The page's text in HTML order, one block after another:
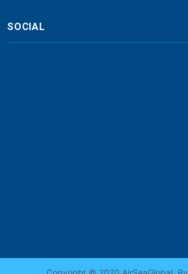
SOCIAL